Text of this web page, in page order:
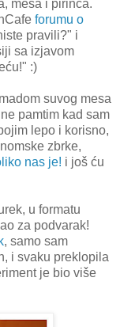
mesa i pirinča.
forumu o
pravili?" i
sa izjavom
:)
suvog mesa
pamtim kad sam
lepo i korisno,
zbrke,
nas je! i još ću
u formatu
za podvarak!
, samo sam
i svaku preklopila
je bio više